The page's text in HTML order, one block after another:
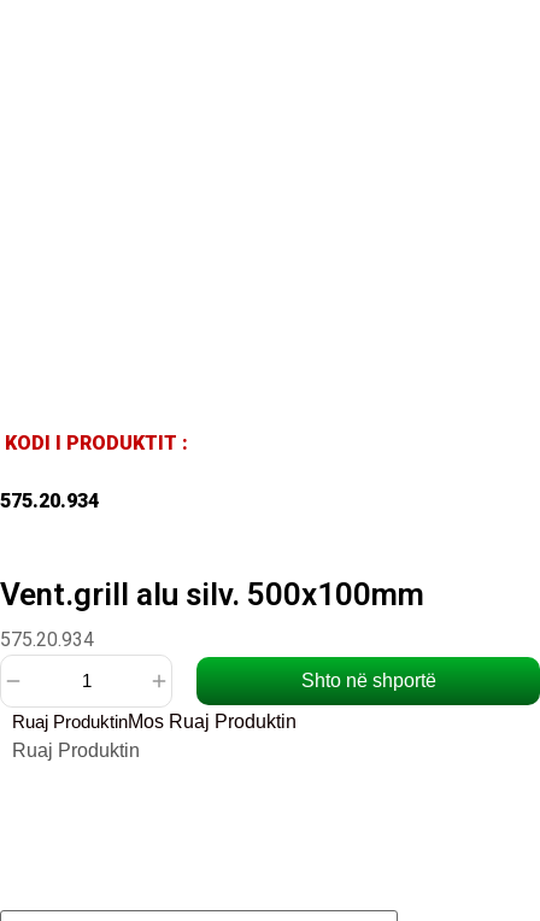
KODI I PRODUKTIT :
575.20.934
Vent.grill alu silv. 500x100mm
575.20.934
Vent.grill
alu
Shto në shportë
Ruaj ProduktinMos Ruaj Produktin
Ruaj Produktin